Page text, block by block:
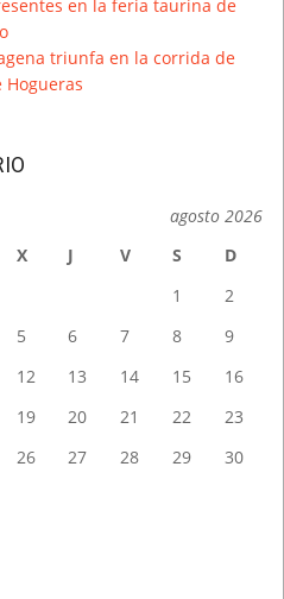
en la feria taurina de
triunfa en la corrida de
Hogueras
agosto 2026
X J V S
D
1
2
5 6 7 8
9
12 13 14 15
16
19 20 21 22
23
26 27 28 29
30